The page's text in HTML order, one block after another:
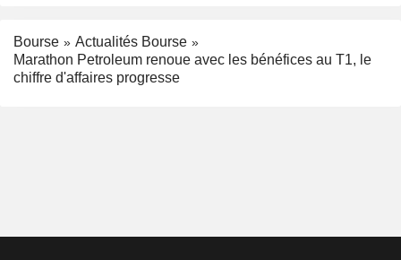
Bourse
Actualités Bourse
Marathon Petroleum renoue avec les bénéfices au T1, le
chiffre d'affaires progresse